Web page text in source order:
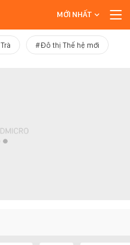
MỚI NHẤT
#Đô thị Thế hệ mới